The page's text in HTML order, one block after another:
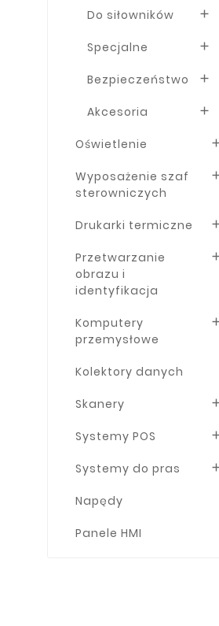
Do siłowników 
Specjalne 
Bezpieczeństwo 
Akcesoria 
Oświetlenie
Wyposażenie szaf
sterowniczych
Drukarki termiczne
Przetwarzanie
obrazu i
identyfikacja
Komputery
przemysłowe
Kolektory danych
Skanery
Systemy POS
Systemy do pras
Napędy
Panele HMI